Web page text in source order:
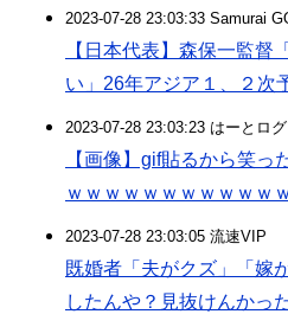
2023-07-28 23:03:33 Samurai
【日本代表】森保一監督
い」26年アジア１、２次
2023-07-28 23:03:23 はーとログ
【画像】gif貼るから笑っ
ｗｗｗｗｗｗｗｗｗｗｗ
2023-07-28 23:03:05 流速VIP
既婚者「夫がクズ」「嫁
したんや？見抜けんかっ